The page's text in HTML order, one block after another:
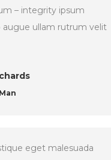
– integrity ipsum
augue ullam rutrum velit
eget malesuada